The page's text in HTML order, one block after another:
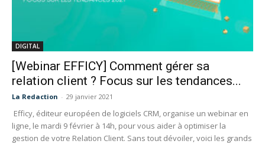
DIGITAL
[Webinar EFFICY] Comment gérer sa
relation client ? Focus sur les tendances...
La Redaction - 29 janvier 2021
Efficy, éditeur européen de logiciels CRM, organise un webinar en
ligne, le mardi 9 février à 14h, pour vous aider à optimiser la
gestion de votre Relation Client. Sans tout dévoiler, voici les grands